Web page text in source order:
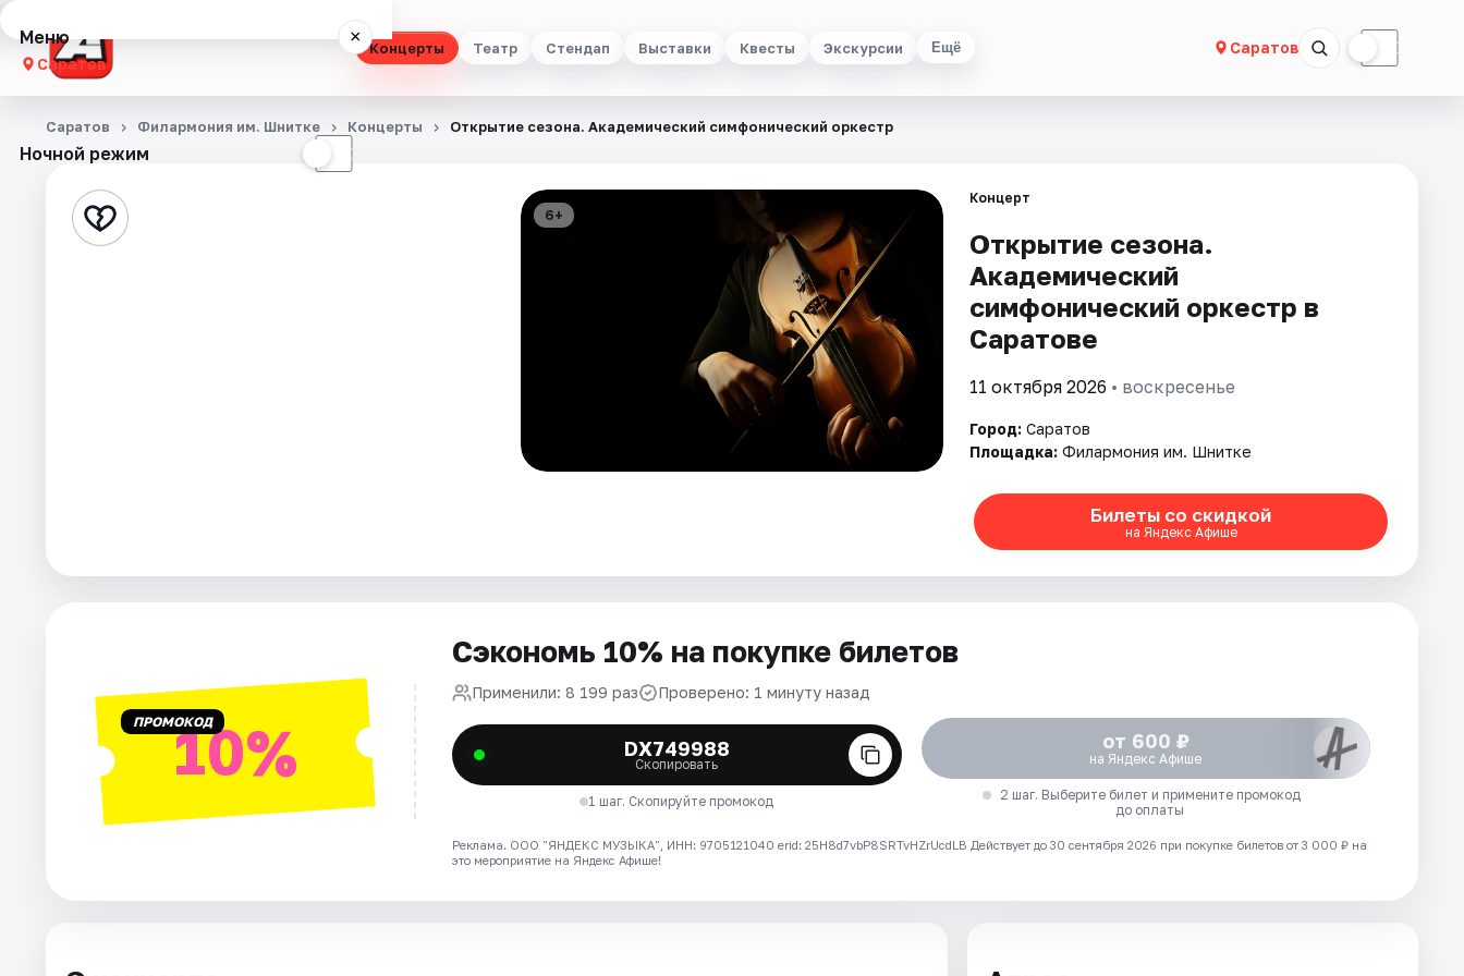
Концерты Театр Стендап Выставки Квесты Экскурсии Ещё Саратов ☾
Меню ×
Саратов
Концерты
Стендап
Ночной режим ☾
Саратов Филармония им. Шнитке Концерты Открытие сезона. Академический симфонический оркестр
6+
Концерт
Открытие сезона.
Академический
симфонический оркестр в
Саратове
11 октября 2026 • воскресенье
Город: Саратов
Площадка: Филармония им. Шнитке
Билеты со скидкой
на Яндекс Афише
ПРОМОКОД10%
Сэкономь 10% на покупке билетов
Применили: 8 199 раз Проверено: 1 минуту назад
DX749988
Скопировать
1 шаг. Скопируйте промокод
от 600 ₽
на Яндекс Афише
2 шаг. Выберите билет и примените промокод
до оплаты
Реклама. ООО "ЯНДЕКС МУЗЫКА", ИНН: 9705121040 erid: 25H8d7vbP8SRTvHZrUcdLB Действует до 30 сентября 2026 при покупке билетов от 3 000 ₽ на
это мероприятие на Яндекс Афише!